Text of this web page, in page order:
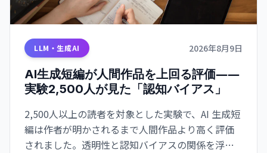
LLM・生成AI 2026年8月9日
AI生成短編が人間作品を上回る評価――
実験2,500人が見た「認知バイアス」
2,500人以上の読者を対象とした実験で、AI 生成短
編は作者が明かされるまで人間作品より高く評価
されました。透明性と認知バイアスの関係を浮き